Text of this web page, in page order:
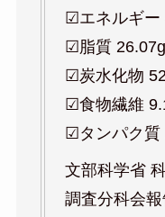
☑︎エネルギー
☑︎脂質 26.07g
☑︎炭水化物
☑︎食物繊維
☑︎タンパク質
文部科学省
調査分科会